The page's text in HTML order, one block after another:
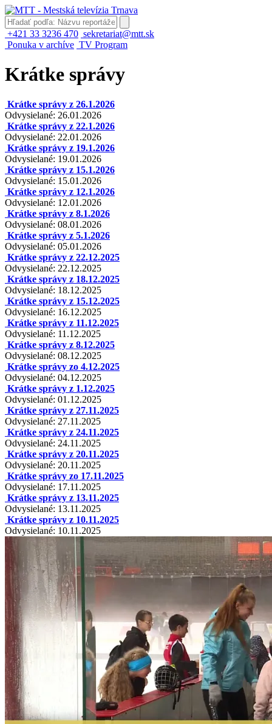
+421 33 3236 470 sekretariat@mtt.sk
Ponuka v archíve TV Program
Krátke správy
Krátke správy z 26.1.2026
Odvysielané: 26.01.2026
Krátke správy z 22.1.2026
Odvysielané: 22.01.2026
Krátke správy z 19.1.2026
Odvysielané: 19.01.2026
Krátke správy z 15.1.2026
Odvysielané: 15.01.2026
Krátke správy z 12.1.2026
Odvysielané: 12.01.2026
Krátke správy z 8.1.2026
Odvysielané: 08.01.2026
Krátke správy z 5.1.2026
Odvysielané: 05.01.2026
Krátke správy z 22.12.2025
Odvysielané: 22.12.2025
Krátke správy z 18.12.2025
Odvysielané: 18.12.2025
Krátke správy z 15.12.2025
Odvysielané: 16.12.2025
Krátke správy z 11.12.2025
Odvysielané: 11.12.2025
Krátke správy z 8.12.2025
Odvysielané: 08.12.2025
Krátke správy zo 4.12.2025
Odvysielané: 04.12.2025
Krátke správy z 1.12.2025
Odvysielané: 01.12.2025
Krátke správy z 27.11.2025
Odvysielané: 27.11.2025
Krátke správy z 24.11.2025
Odvysielané: 24.11.2025
Krátke správy z 20.11.2025
Odvysielané: 20.11.2025
Krátke správy zo 17.11.2025
Odvysielané: 17.11.2025
Krátke správy z 13.11.2025
Odvysielané: 13.11.2025
Krátke správy z 10.11.2025
Odvysielané: 10.11.2025